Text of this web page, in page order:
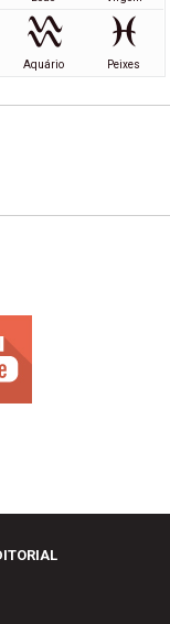
Aquário Peixes